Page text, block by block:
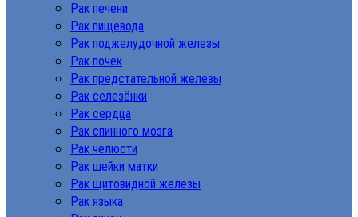
Рак печени
Рак пищевода
Рак поджелудочной железы
Рак почек
Рак предстательной железы
Рак селезёнки
Рак сердца
Рак спинного мозга
Рак челюсти
Рак шейки матки
Рак щитовидной железы
Рак языка